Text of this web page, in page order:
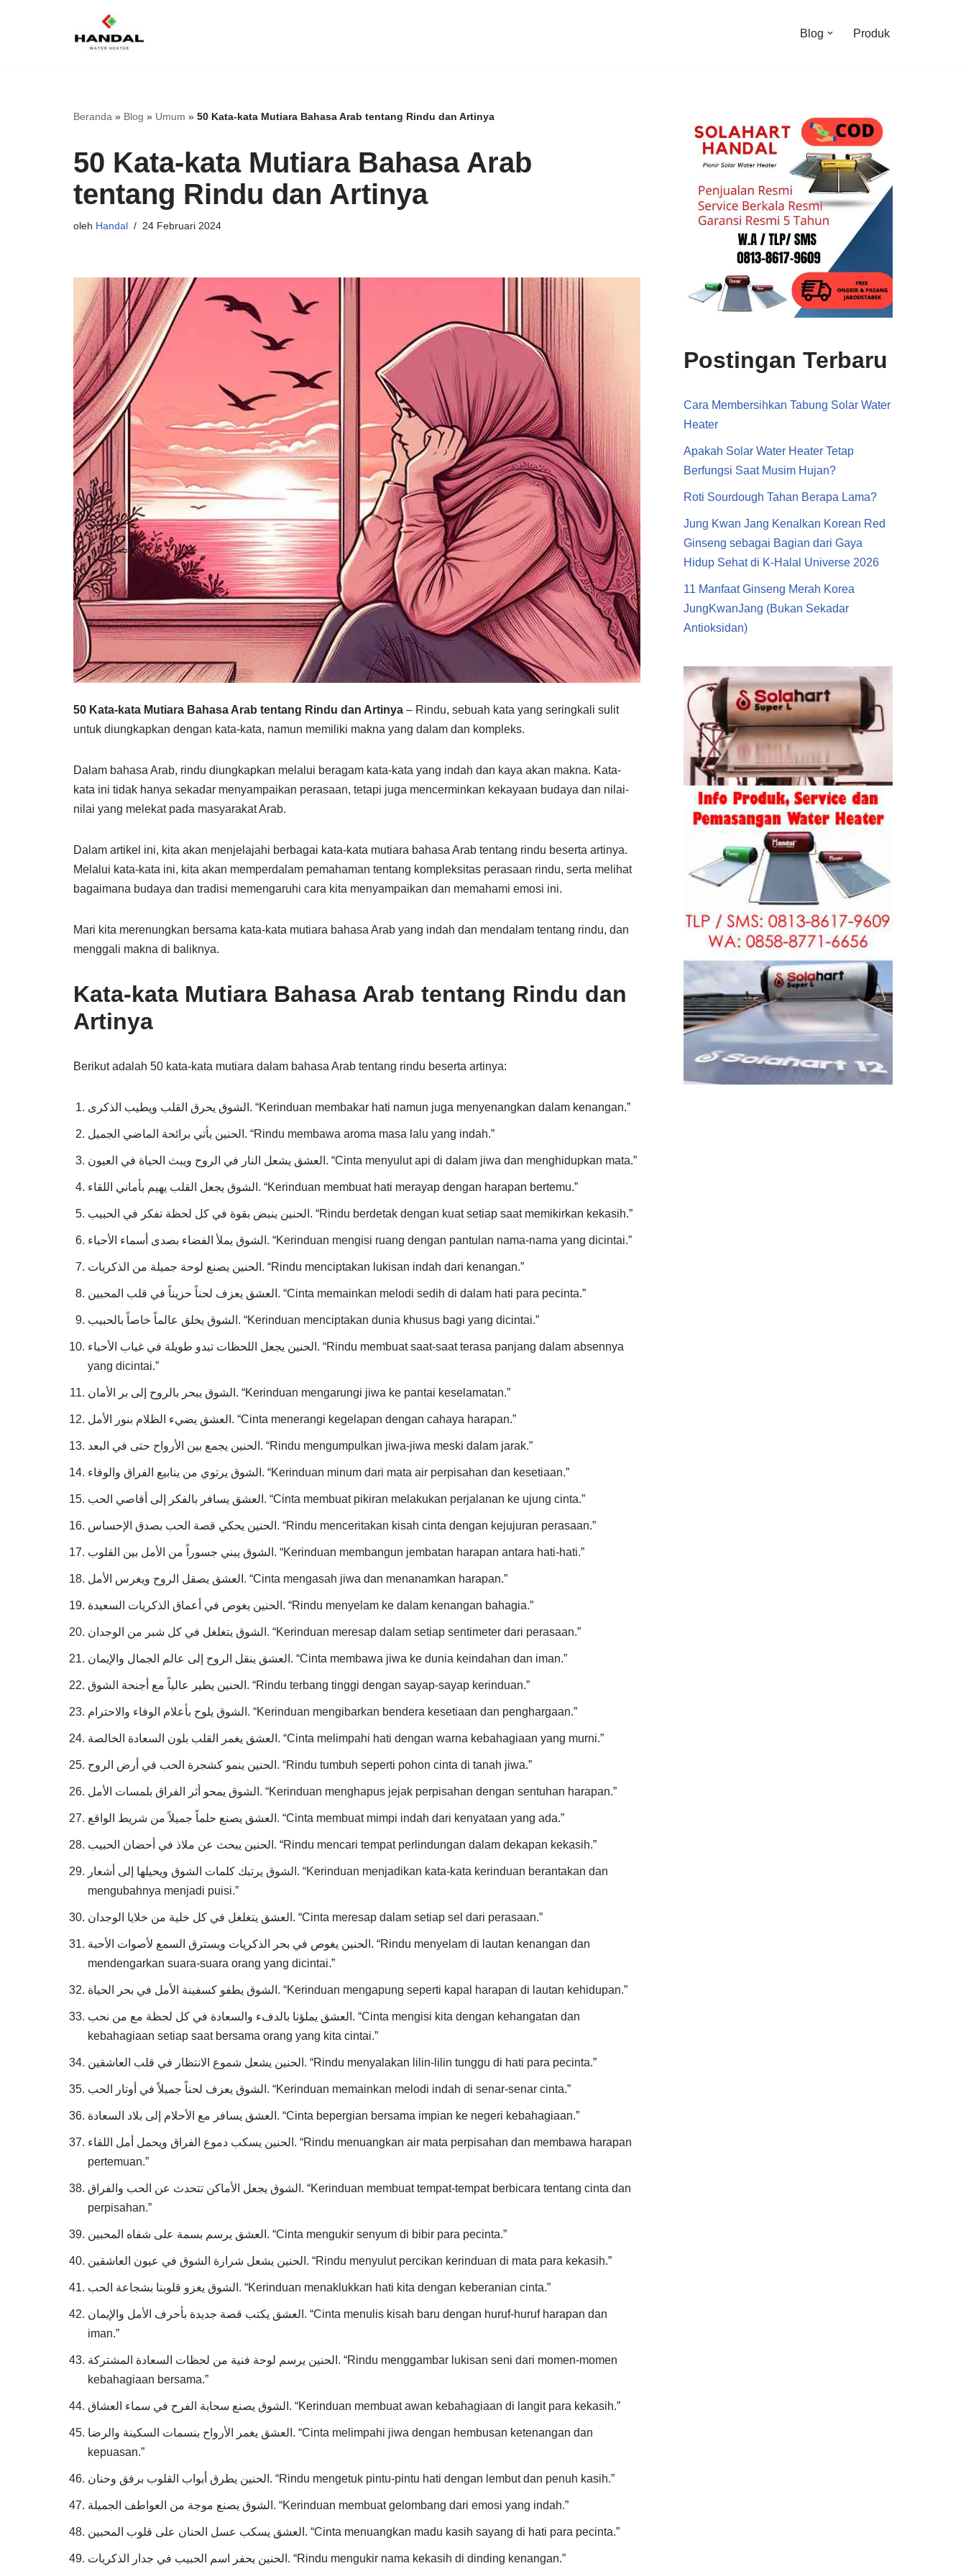
Blog Produk
Beranda » Blog » Umum » 50 Kata-kata Mutiara Bahasa Arab tentang Rindu dan Artinya
50 Kata-kata Mutiara Bahasa Arab
tentang Rindu dan Artinya
oleh Handal 24 Februari 2024
50 Kata-kata Mutiara Bahasa Arab tentang Rindu dan Artinya – Rindu, sebuah kata yang seringkali sulit
untuk diungkapkan dengan kata-kata, namun memiliki makna yang dalam dan kompleks.
Dalam bahasa Arab, rindu diungkapkan melalui beragam kata-kata yang indah dan kaya akan makna. Kata-
kata ini tidak hanya sekadar menyampaikan perasaan, tetapi juga mencerminkan kekayaan budaya dan nilai-
nilai yang melekat pada masyarakat Arab.
Dalam artikel ini, kita akan menjelajahi berbagai kata-kata mutiara bahasa Arab tentang rindu beserta artinya.
Melalui kata-kata ini, kita akan memperdalam pemahaman tentang kompleksitas perasaan rindu, serta melihat
bagaimana budaya dan tradisi memengaruhi cara kita menyampaikan dan memahami emosi ini.
Mari kita merenungkan bersama kata-kata mutiara bahasa Arab yang indah dan mendalam tentang rindu, dan
menggali makna di baliknya.
Kata-kata Mutiara Bahasa Arab tentang Rindu dan
Artinya
Berikut adalah 50 kata-kata mutiara dalam bahasa Arab tentang rindu beserta artinya:
الشوق يحرق القلب ويطيب الذكرى. “Kerinduan membakar hati namun juga menyenangkan dalam kenangan.”
الحنين يأتي برائحة الماضي الجميل. “Rindu membawa aroma masa lalu yang indah.”
العشق يشعل النار في الروح ويبث الحياة في العيون. “Cinta menyulut api di dalam jiwa dan menghidupkan mata.”
الشوق يجعل القلب يهيم بأماني اللقاء. “Kerinduan membuat hati merayap dengan harapan bertemu.”
الحنين ينبض بقوة في كل لحظة تفكر في الحبيب. “Rindu berdetak dengan kuat setiap saat memikirkan kekasih.”
الشوق يملأ الفضاء بصدى أسماء الأحباء. “Kerinduan mengisi ruang dengan pantulan nama-nama yang dicintai.”
الحنين يصنع لوحة جميلة من الذكريات. “Rindu menciptakan lukisan indah dari kenangan.”
العشق يعزف لحناً حزيناً في قلب المحبين. “Cinta memainkan melodi sedih di dalam hati para pecinta.”
الشوق يخلق عالماً خاصاً بالحبيب. “Kerinduan menciptakan dunia khusus bagi yang dicintai.”
الحنين يجعل اللحظات تبدو طويلة في غياب الأحباء. “Rindu membuat saat-saat terasa panjang dalam absennya
yang dicintai.”
الشوق يبحر بالروح إلى بر الأمان. “Kerinduan mengarungi jiwa ke pantai keselamatan.”
العشق يضيء الظلام بنور الأمل. “Cinta menerangi kegelapan dengan cahaya harapan.”
الحنين يجمع بين الأرواح حتى في البعد. “Rindu mengumpulkan jiwa-jiwa meski dalam jarak.”
الشوق يرتوي من ينابيع الفراق والوفاء. “Kerinduan minum dari mata air perpisahan dan kesetiaan.”
العشق يسافر بالفكر إلى أقاصي الحب. “Cinta membuat pikiran melakukan perjalanan ke ujung cinta.”
الحنين يحكي قصة الحب بصدق الإحساس. “Rindu menceritakan kisah cinta dengan kejujuran perasaan.”
الشوق يبني جسوراً من الأمل بين القلوب. “Kerinduan membangun jembatan harapan antara hati-hati.”
العشق يصقل الروح ويغرس الأمل. “Cinta mengasah jiwa dan menanamkan harapan.”
الحنين يغوص في أعماق الذكريات السعيدة. “Rindu menyelam ke dalam kenangan bahagia.”
الشوق يتغلغل في كل شبر من الوجدان. “Kerinduan meresap dalam setiap sentimeter dari perasaan.”
العشق ينقل الروح إلى عالم الجمال والإيمان. “Cinta membawa jiwa ke dunia keindahan dan iman.”
الحنين يطير عالياً مع أجنحة الشوق. “Rindu terbang tinggi dengan sayap-sayap kerinduan.”
الشوق يلوح بأعلام الوفاء والاحترام. “Kerinduan mengibarkan bendera kesetiaan dan penghargaan.”
العشق يغمر القلب بلون السعادة الخالصة. “Cinta melimpahi hati dengan warna kebahagiaan yang murni.”
الحنين ينمو كشجرة الحب في أرض الروح. “Rindu tumbuh seperti pohon cinta di tanah jiwa.”
الشوق يمحو أثر الفراق بلمسات الأمل. “Kerinduan menghapus jejak perpisahan dengan sentuhan harapan.”
العشق يصنع حلماً جميلاً من شريط الواقع. “Cinta membuat mimpi indah dari kenyataan yang ada.”
الحنين يبحث عن ملاذ في أحضان الحبيب. “Rindu mencari tempat perlindungan dalam dekapan kekasih.”
الشوق يرتبك كلمات الشوق ويحيلها إلى أشعار. “Kerinduan menjadikan kata-kata kerinduan berantakan dan
mengubahnya menjadi puisi.”
العشق يتغلغل في كل خلية من خلايا الوجدان. “Cinta meresap dalam setiap sel dari perasaan.”
الحنين يغوص في بحر الذكريات ويسترق السمع لأصوات الأحبة. “Rindu menyelam di lautan kenangan dan
mendengarkan suara-suara orang yang dicintai.”
الشوق يطفو كسفينة الأمل في بحر الحياة. “Kerinduan mengapung seperti kapal harapan di lautan kehidupan.”
العشق يملؤنا بالدفء والسعادة في كل لحظة مع من نحب. “Cinta mengisi kita dengan kehangatan dan
kebahagiaan setiap saat bersama orang yang kita cintai.”
الحنين يشعل شموع الانتظار في قلب العاشقين. “Rindu menyalakan lilin-lilin tunggu di hati para pecinta.”
الشوق يعزف لحناً جميلاً في أوتار الحب. “Kerinduan memainkan melodi indah di senar-senar cinta.”
العشق يسافر مع الأحلام إلى بلاد السعادة. “Cinta bepergian bersama impian ke negeri kebahagiaan.”
الحنين يسكب دموع الفراق ويحمل أمل اللقاء. “Rindu menuangkan air mata perpisahan dan membawa harapan
pertemuan.”
الشوق يجعل الأماكن تتحدث عن الحب والفراق. “Kerinduan membuat tempat-tempat berbicara tentang cinta dan
perpisahan.”
العشق يرسم بسمة على شفاه المحبين. “Cinta mengukir senyum di bibir para pecinta.”
الحنين يشعل شرارة الشوق في عيون العاشقين. “Rindu menyulut percikan kerinduan di mata para kekasih.”
الشوق يغزو قلوبنا بشجاعة الحب. “Kerinduan menaklukkan hati kita dengan keberanian cinta.”
العشق يكتب قصة جديدة بأحرف الأمل والإيمان. “Cinta menulis kisah baru dengan huruf-huruf harapan dan
iman.”
الحنين يرسم لوحة فنية من لحظات السعادة المشتركة. “Rindu menggambar lukisan seni dari momen-momen
kebahagiaan bersama.”
الشوق يصنع سحابة الفرح في سماء العشاق. “Kerinduan membuat awan kebahagiaan di langit para kekasih.”
العشق يغمر الأرواح بنسمات السكينة والرضا. “Cinta melimpahi jiwa dengan hembusan ketenangan dan
kepuasan.”
الحنين يطرق أبواب القلوب برفق وحنان. “Rindu mengetuk pintu-pintu hati dengan lembut dan penuh kasih.”
الشوق يصنع موجة من العواطف الجميلة. “Kerinduan membuat gelombang dari emosi yang indah.”
العشق يسكب عسل الحنان على قلوب المحبين. “Cinta menuangkan madu kasih sayang di hati para pecinta.”
الحنين يحفر اسم الحبيب في جدار الذكريات. “Rindu mengukir nama kekasih di dinding kenangan.”
Postingan Terbaru
Cara Membersihkan Tabung Solar Water
Heater
Apakah Solar Water Heater Tetap
Berfungsi Saat Musim Hujan?
Roti Sourdough Tahan Berapa Lama?
Jung Kwan Jang Kenalkan Korean Red
Ginseng sebagai Bagian dari Gaya
Hidup Sehat di K-Halal Universe 2026
11 Manfaat Ginseng Merah Korea
JungKwanJang (Bukan Sekadar
Antioksidan)